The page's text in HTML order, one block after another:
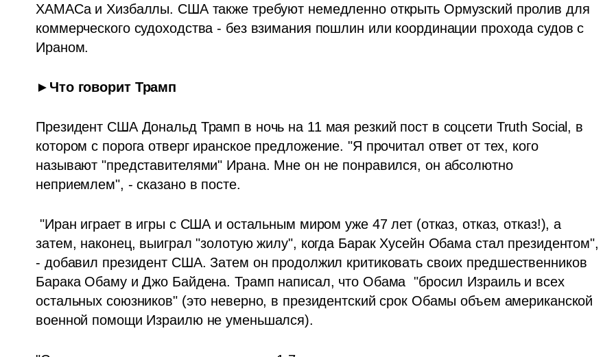
ХАМАСа и Хизбаллы. США также требуют немедленно открыть Ормузский пролив для
коммерческого судоходства - без взимания пошлин или координации прохода судов с
Ираном.
►Что говорит Трамп
Президент США Дональд Трамп в ночь на 11 мая резкий пост в соцсети Truth Social, в
котором с порога отверг иранское предложение. "Я прочитал ответ от тех, кого
называют "представителями" Ирана. Мне он не понравился, он абсолютно
неприемлем", - сказано в посте.
затем, наконец, выиграл "золотую жилу", когда Барак Хусейн Обама стал президентом",
- добавил президент США. Затем он продолжил критиковать своих предшественников
Барака Обаму и Джо Байдена. Трамп написал, что Обама  "бросил Израиль и всех
остальных союзников" (это неверно, в президентский срок Обамы объем американской
военной помощи Израилю не уменьшался).